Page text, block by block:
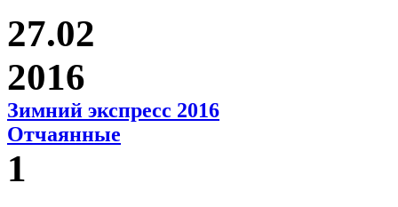
27.02
2016
Зимний экспресс 2016
Отчаянные
1